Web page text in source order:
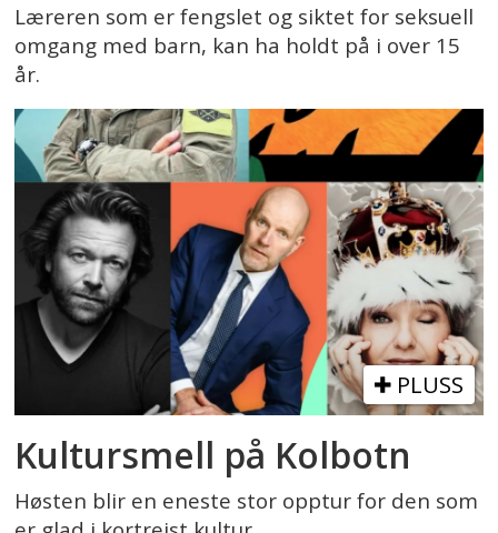
Læreren som er fengslet og siktet for seksuell
omgang med barn, kan ha holdt på i over 15
år.
PLUSS
Kultursmell på Kolbotn
Høsten blir en eneste stor opptur for den som